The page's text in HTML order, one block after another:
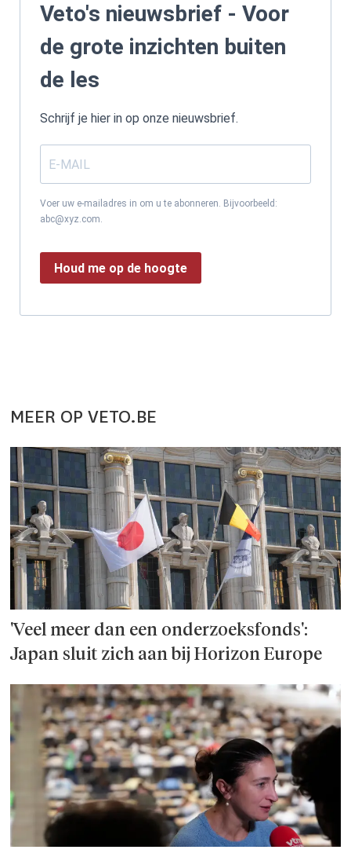
Veto's nieuwsbrief - Voor
de grote inzichten buiten
de les
Schrijf je hier in op onze nieuwsbrief.
Voer uw e-mailadres in om u te abonneren. Bijvoorbeeld:
abc@xyz.com.
Houd me op de hoogte
MEER OP VETO.BE
'Veel meer dan een onderzoeks­fonds':
Japan sluit zich aan bij Horizon Europe